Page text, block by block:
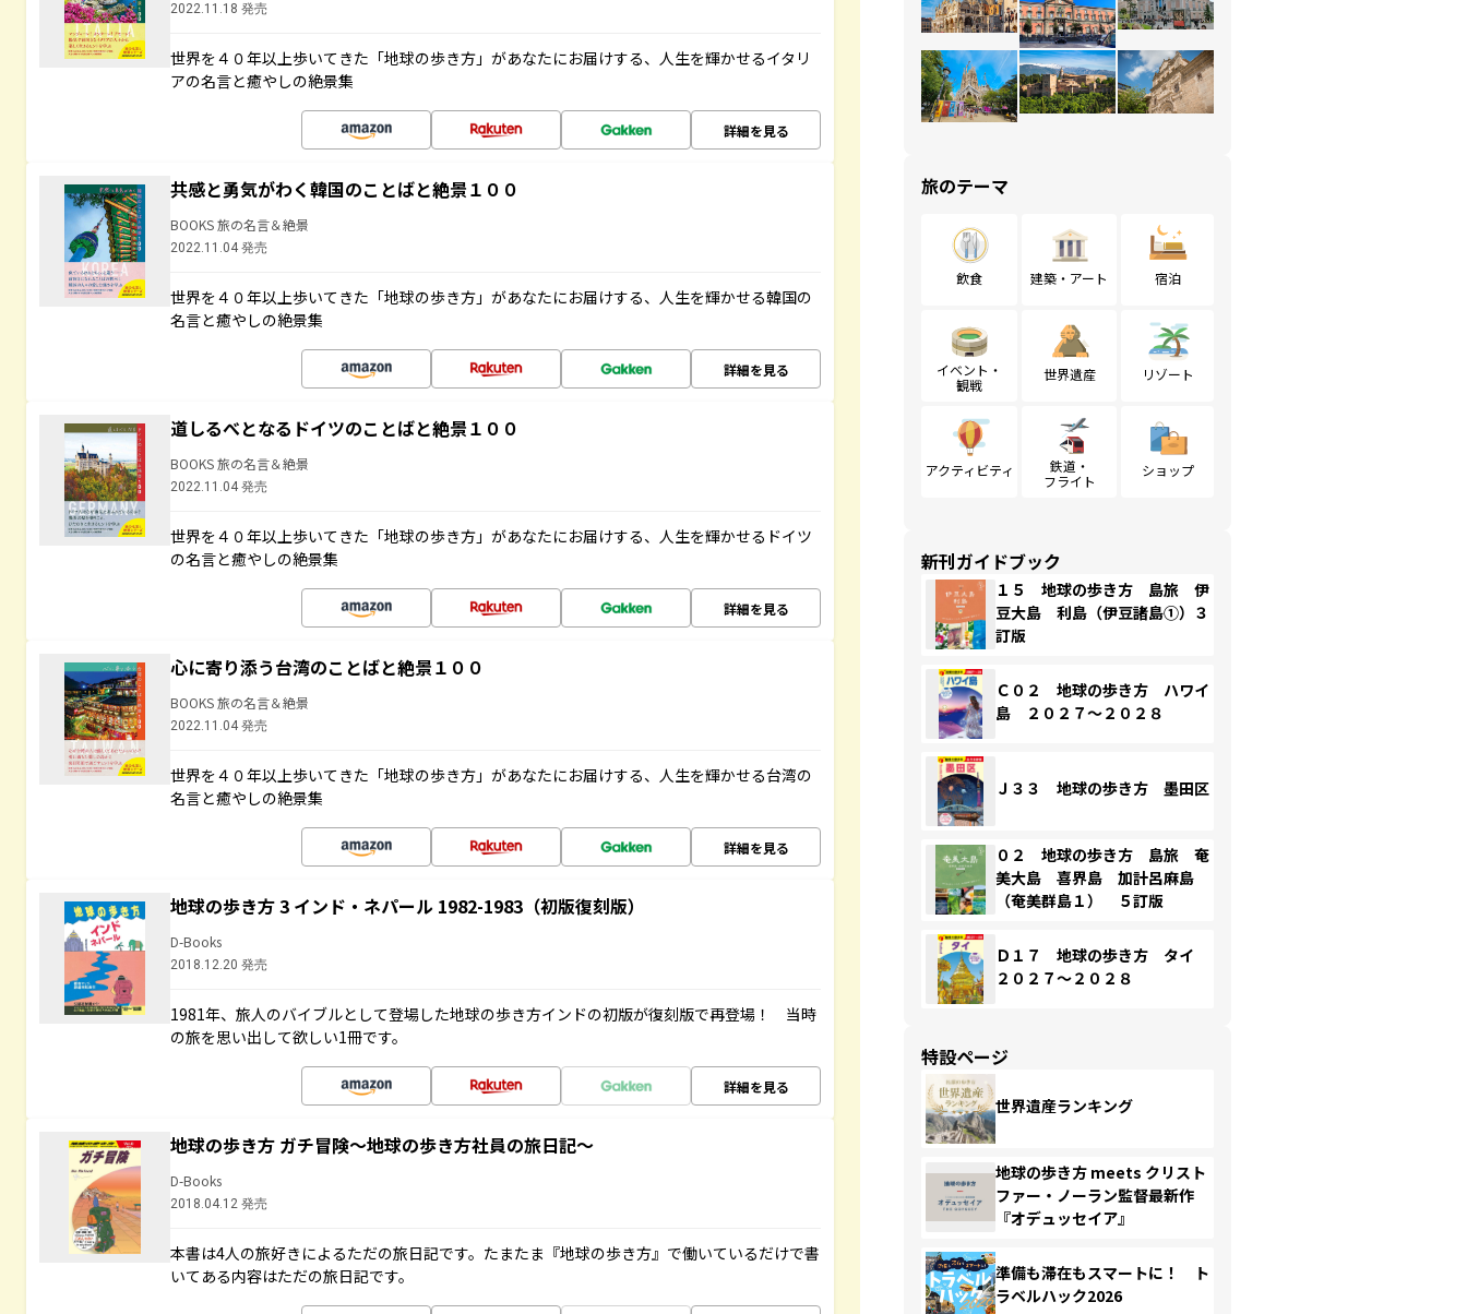
2022.11.18 発売
世界を４０年以上歩いてきた「地球の歩き方」があなたにお届けする、人生を輝かせるイタリ
アの名言と癒やしの絶景集
詳細を見る
共感と勇気がわく韓国のことばと絶景１００
BOOKS 旅の名言＆絶景
2022.11.04 発売
世界を４０年以上歩いてきた「地球の歩き方」があなたにお届けする、人生を輝かせる韓国の
名言と癒やしの絶景集
詳細を見る
道しるべとなるドイツのことばと絶景１００
BOOKS 旅の名言＆絶景
2022.11.04 発売
世界を４０年以上歩いてきた「地球の歩き方」があなたにお届けする、人生を輝かせるドイツ
の名言と癒やしの絶景集
詳細を見る
心に寄り添う台湾のことばと絶景１００
BOOKS 旅の名言＆絶景
2022.11.04 発売
世界を４０年以上歩いてきた「地球の歩き方」があなたにお届けする、人生を輝かせる台湾の
名言と癒やしの絶景集
詳細を見る
地球の歩き方 3 インド・ネパール 1982-1983（初版復刻版）
D-Books
2018.12.20 発売
1981年、旅人のバイブルとして登場した地球の歩き方インドの初版が復刻版で再登場！ 当時
の旅を思い出して欲しい1冊です。
詳細を見る
地球の歩き方 ガチ冒険～地球の歩き方社員の旅日記～
D-Books
2018.04.12 発売
本書は4人の旅好きによるただの旅日記です。たまたま『地球の歩き方』で働いているだけで書
いてある内容はただの旅日記です。
旅のテーマ
飲食 建築・アート 宿泊
イベント・
観戦
世界遺産 リゾート
アクティビティ
鉄道・
フライト
ショップ
新刊ガイドブック
１５ 地球の歩き方 島旅 伊
豆大島 利島（伊豆諸島①）３
訂版
Ｃ０２ 地球の歩き方 ハワイ
島 ２０２７～２０２８
Ｊ３３ 地球の歩き方 墨田区
０２ 地球の歩き方 島旅 奄
美大島 喜界島 加計呂麻島
（奄美群島１） ５訂版
Ｄ１７ 地球の歩き方 タイ
２０２７～２０２８
特設ページ
世界遺産ランキング
地球の歩き方 meets クリスト
ファー・ノーラン監督最新作
『オデュッセイア』
準備も滞在もスマートに！ ト
ラベルハック2026